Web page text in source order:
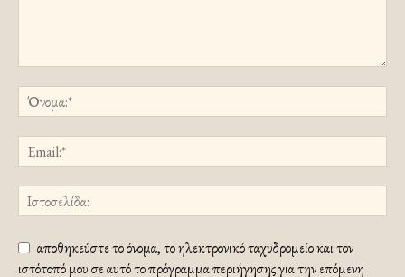
αποθηκεύστε το όνομα, το ηλεκτρονικό ταχυδρομείο και τον
ιστότοπό μου σε αυτό το πρόγραμμα περιήγησης για την επόμενη